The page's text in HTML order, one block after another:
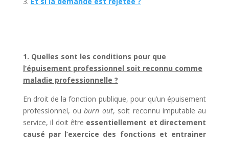
1. Quelles sont les conditions pour que
l’épuisement professionnel soit reconnu comme
maladie professionnelle ?
En droit de la fonction publique, pour qu’un épuisement
professionnel, ouburn out, soit reconnu imputable au
service, il doit être essentiellement et directement
causé par l’exercice des fonctions et entrainer